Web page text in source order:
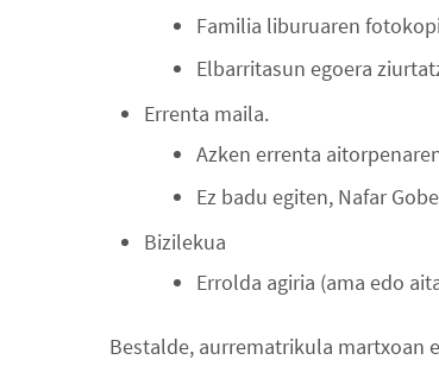
Familia liburuaren
Elbarritasun egoera
Errenta maila.
Azken errenta
Ez badu egiten, Nafar
Bizilekua
Errolda agiria (ama edo
Bestalde, aurrematrikula martxoan